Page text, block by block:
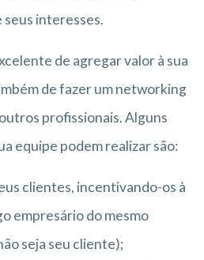
seus interesses.
de agregar valor à sua
de fazer um networking
profissionais. Alguns
equipe podem realizar são:
clientes, incentivando-os à
empresário do mesmo
seja seu cliente);